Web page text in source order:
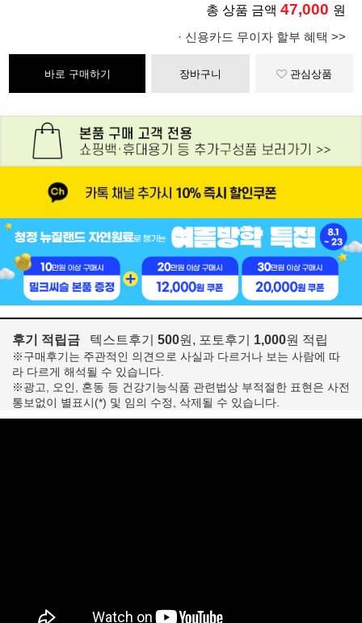
총 상품 금액 47,000 원
· 신용카드 무이자 할부 혜택 >>
바로 구매하기 장바구니 관심상품
후기 적립금 텍스트후기 500원, 포토후기 1,000원 적립
※구매후기는 주관적인 의견으로 사실과 다르거나 보는 사람에 따
라 다르게 해석될 수 있습니다.
※광고, 오인, 혼동 등 건강기능식품 관련법상 부적절한 표현은 사전
통보없이 별표시(*) 및 임의 수정, 삭제될 수 있습니다.